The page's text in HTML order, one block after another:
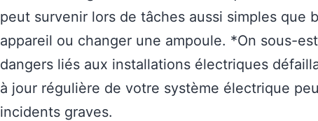
peut survenir lors de tâches aussi simples que
appareil ou changer une ampoule. *On sous-
dangers liés aux installations électriques
à jour régulière de votre système électrique
incidents graves.